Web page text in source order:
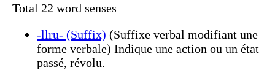
Total 22 word senses
-llru- (Suffix) (Suffixe verbal modifiant une
forme verbale) Indique une action ou un état
passé, révolu.